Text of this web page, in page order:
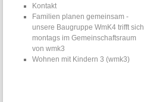
Kontakt
Familien planen gemeinsam -
unsere Baugruppe WmK4 trifft sich
montags im Gemeinschaftsraum
von wmk3
Wohnen mit Kindern 3 (wmk3)